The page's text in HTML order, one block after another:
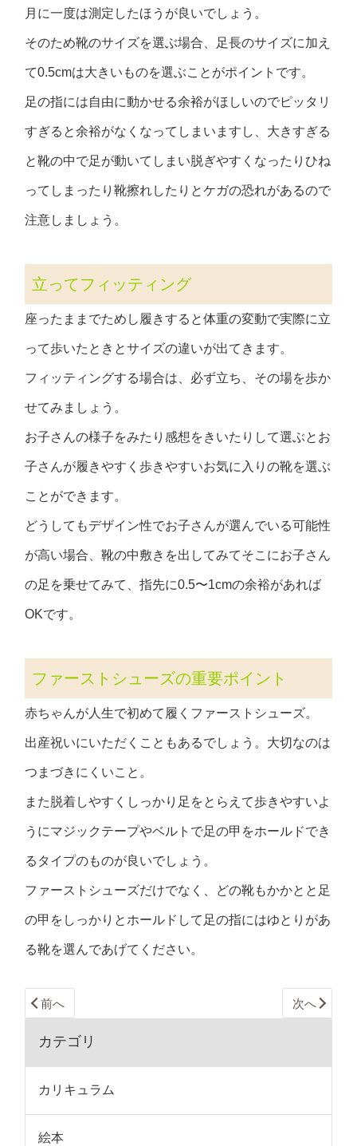
月に一度は測定したほうが良いでしょう。
そのため靴のサイズを選ぶ場合、足長のサイズに加え
て0.5cmは大きいものを選ぶことがポイントです。
足の指には自由に動かせる余裕がほしいのでピッタリ
すぎると余裕がなくなってしまいますし、大きすぎる
と靴の中で足が動いてしまい脱ぎやすくなったりひね
ってしまったり靴擦れしたりとケガの恐れがあるので
注意しましょう。
立ってフィッティング
座ったままでためし履きすると体重の変動で実際に立
って歩いたときとサイズの違いが出てきます。
フィッティングする場合は、必ず立ち、その場を歩か
せてみましょう。
お子さんの様子をみたり感想をきいたりして選ぶとお
子さんが履きやすく歩きやすいお気に入りの靴を選ぶ
ことができます。
どうしてもデザイン性でお子さんが選んでいる可能性
が高い場合、靴の中敷きを出してみてそこにお子さん
の足を乗せてみて、指先に0.5〜1cmの余裕があれば
OKです。
ファーストシューズの重要ポイント
赤ちゃんが人生で初めて履くファーストシューズ。
出産祝いにいただくこともあるでしょう。大切なのは
つまづきにくいこと。
また脱着しやすくしっかり足をとらえて歩きやすいよ
うにマジックテープやベルトで足の甲をホールドでき
るタイプのものが良いでしょう。
ファーストシューズだけでなく、どの靴もかかとと足
の甲をしっかりとホールドして足の指にはゆとりがあ
る靴を選んであげてください。
前へ 次へ
カテゴリ
カリキュラム
絵本